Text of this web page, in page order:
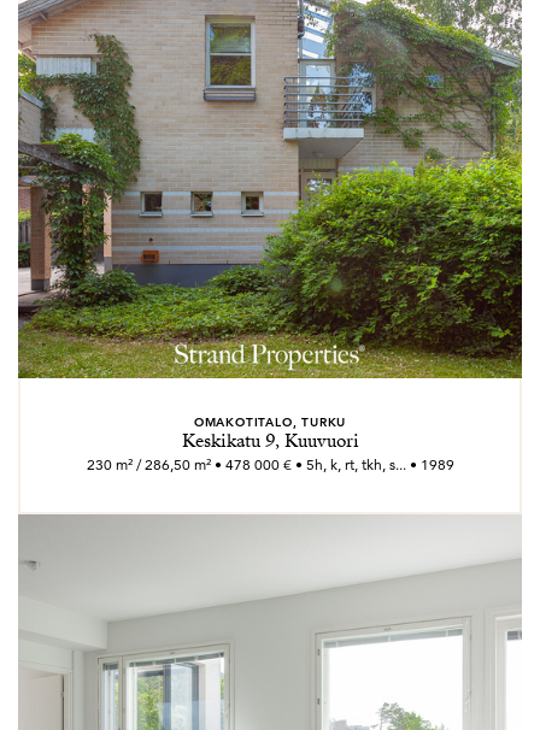
OMAKOTITALO, TURKU
Keskikatu 9, Kuuvuori
230 m² / 286,50 m² • 478 000 € • 5h, k, rt, tkh, s... • 1989